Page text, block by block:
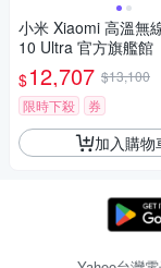
小米 Xiaomi 高溫無
10 Ultra 官方旗艦館
$12,707 $13,100
限時下殺
券
加入購物